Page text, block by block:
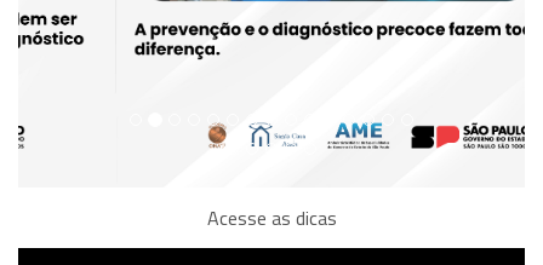
Acesse as dicas